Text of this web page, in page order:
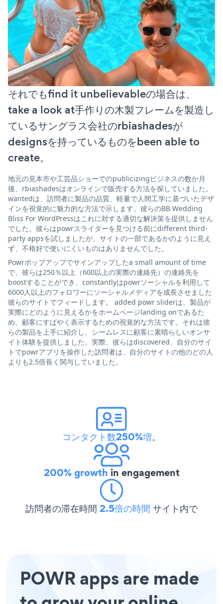
それでもfind it unbelievableの場合は、
take a look at手作りの木製フレームを製造し
ているサングラス会社のrbiashadesが
designsを持っているものをbeen able to
create。
地元の見本市や工芸品ショーでのpublicizingビジネスの数か月
後、rbiashadesはオンラインで販売する方法を探していました。
wantedは、訪問者に製品の品質、軽量で人間工学に基づいたデザ
インを視覚的に魅力的な方法で示します。彼らのBB Wedding
Bliss For WordPressはこれに対する適切な解決策を提供しません
でした。彼らはpowrスライダーを見つける前にdifferent third-
party appsを試しましたが、サイトの一部であるかのように見え
ず、不格好で使いにくいものはありませんでした。
Powrポップアップでサインアップしたa small amount of time
で、彼らは250％以上（600以上の実際の連絡先）の連絡先を
boostすることができ、constantlyはpowrソーシャルを利用して
6000人以上のフォロワーにソーシャルメディアを成長させました
彼らのサイトでフィードします。 added powr sliderは、製品が
実際にどのように見えるかをホームページlanding onであるた
め、顧客にすばやく表示するための視覚的な方法です。それは彼
らの製品を上手に紹介し、シームレスに顧客に素晴らしいオンサ
イト体験を提供しました。実際、彼らはdiscovered、自分のサイ
トでpowrアプリを操作した訪問者は、自分のサイトの他のどの人
よりも2.5倍長く関与していました。
コンタクト数250%増。
200% growth in engagement
訪問者の滞在時間 2.5倍の時間 サイト内で
POWR apps are made